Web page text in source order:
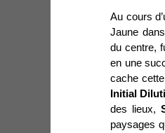
Au cours
Jaune
du centre,
en une
cache cette
Initial
des lieux,
paysages